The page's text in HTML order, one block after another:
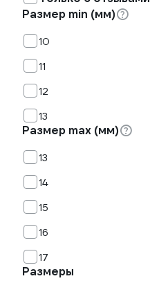
Размер min (мм)
10
11
12
13
Размер max (мм)
13
14
15
16
17
Размеры